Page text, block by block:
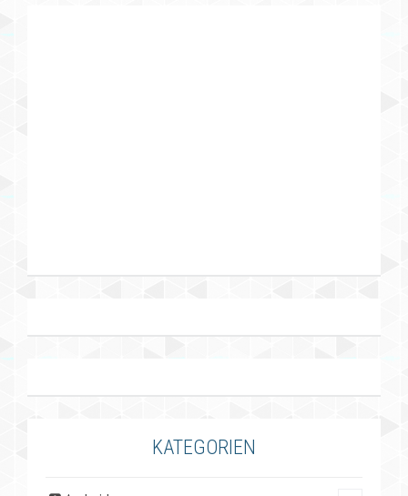
KATEGORIEN